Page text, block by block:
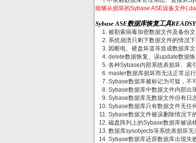
能够从损坏的Sybase ASE设备文件
Sybase ASE数据库恢复工具
被勒索病毒加密数据文件及备份文
系统崩溃只剩下数据文件的情况
因断电、硬盘坏道等造成数据库
delete数据恢复、误update数据
各种Sybase内部系统表损坏、索
master数据库损坏而无法正常运
Sybase数据库被标记为可疑，不
Sybase数据库中数据文件内部出
Sybase数据库无数据文件但有日
Sybase数据库只有数据文件无任
Sybase数据文件被误删除情况下
磁盘阵列上的Sybase数据库被误
数据库sysobjects等系统表损坏无
Sybase数据库还原数据库出现失